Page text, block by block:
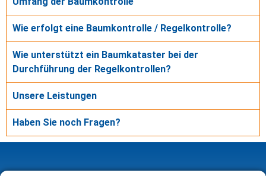
Wie erfolgt eine Baumkontrolle / Regelkontrolle?
Wie unterstützt ein Baumkataster bei der
Durchführung der Regelkontrollen?
Unsere Leistungen
Haben Sie noch Fragen?